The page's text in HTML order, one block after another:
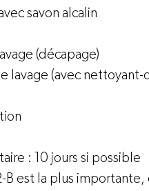
avec savon alcalin
(décapage)
lavage (avec nettoyant-
: 10 jours si possible
B est la plus